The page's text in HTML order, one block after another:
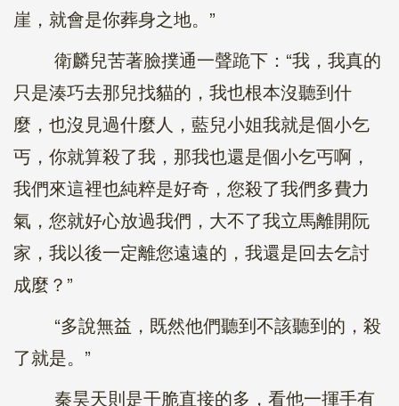
崖，就會是你葬身之地。”
衛麟兒苦著臉撲通一聲跪下：“我，我真的
只是湊巧去那兒找貓的，我也根本沒聽到什
麼，也沒見過什麼人，藍兒小姐我就是個小乞
丐，你就算殺了我，那我也還是個小乞丐啊，
我們來這裡也純粹是好奇，您殺了我們多費力
氣，您就好心放過我們，大不了我立馬離開阮
家，我以後一定離您遠遠的，我還是回去乞討
成麼？”
“多說無益，既然他們聽到不該聽到的，殺
了就是。”
秦昊天則是干脆直接的多，看他一揮手有